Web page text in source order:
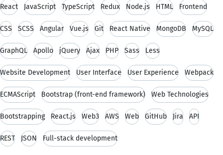
React JavaScript TypeScript Redux Node.js HTML Frontend
CSS SCSS Angular Vue.js Git React Native MongoDB MySQL
GraphQL Apollo jQuery Ajax PHP Sass Less
Website Development User Interface User Experience Webpack
ECMAScript Bootstrap (front-end framework) Web Technologies
Bootstrapping React.js Web3 AWS Web GitHub Jira API
REST JSON Full-stack development